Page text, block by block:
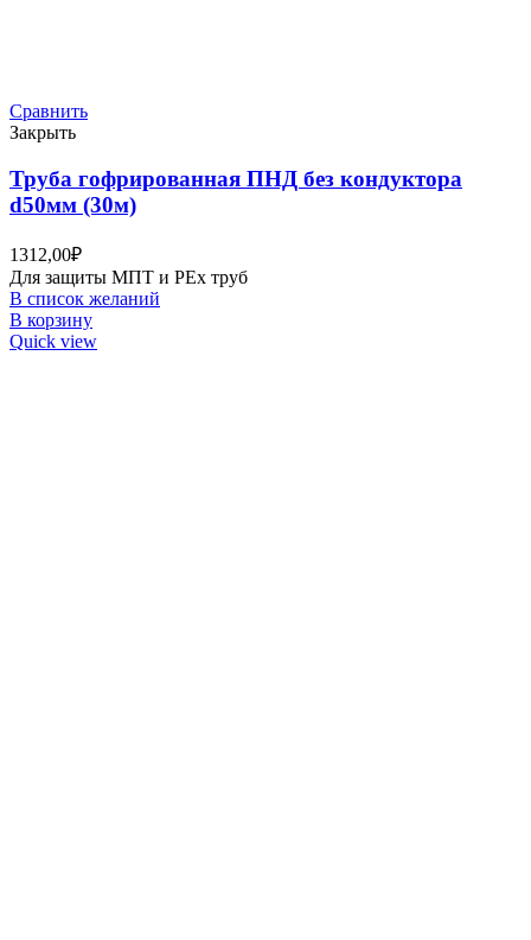
Сравнить
Закрыть
Труба гофрированная ПНД без кондуктора
d50мм (30м)
1312,00₽
Для защиты МПТ и РЕх труб
В список желаний
В корзину
Quick view